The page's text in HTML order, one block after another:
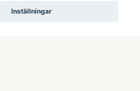
Inställningar